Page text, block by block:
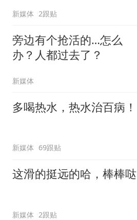
新媒体 2跟贴
旁边有个抢活的…怎么
办？人都过去了？
新媒体
多喝热水，热水治百病！
新媒体 69跟贴
这滑的挺远的哈，棒棒哒
新媒体 2跟贴